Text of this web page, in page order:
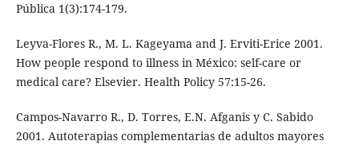
Pública 1(3):174-179.
Leyva-Flores R., M. L. Kageyama and J. Erviti-Erice 2001.
How people respond to illness in México: self-care or
medical care? Elsevier. Health Policy 57:15-26.
Campos-Navarro R., D. Torres, E.N. Afganis y C. Sabido
2001. Autoterapias complementarias de adultos mayores